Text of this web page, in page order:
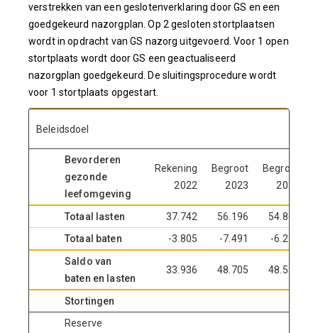
verstrekken van een geslotenverklaring door GS en een
goedgekeurd nazorgplan. Op 2 gesloten stortplaatsen
wordt in opdracht van GS nazorg uitgevoerd. Voor 1 open
stortplaats wordt door GS een geactualiseerd
nazorgplan goedgekeurd. De sluitingsprocedure wordt
voor 1 stortplaats opgestart.
Beleidsdoel
Bevorderen
gezonde
leefomgeving
Rekening
2022
Begroot
2023
Begroot
2024
Totaal lasten 37.742 56.196
54.864
Totaal baten
-3.805 -7.491
-6.277
Saldo van
baten en lasten
33.936 48.705 48.587
Stortingen
Reserve